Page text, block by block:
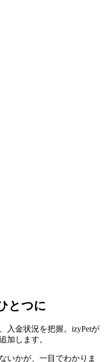
とつに
入金状況を把握。izyPetが
加します。
いかが、一目でわかりま